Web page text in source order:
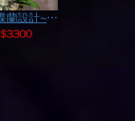
高雅蝴蝶蘭設計~113020845
$3300